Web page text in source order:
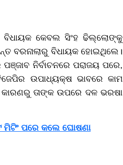
ବିଧାୟକ କେବଲ ସିଂହ ଢିଲ୍ଲୋଙ୍କୁ
ବରନାଲାରୁ ବିଧାୟକ ହୋଇଥିଲେ।
ନିର୍ବାଚନରେ ପରାଜୟ ପରେ,
ଉପାଧ୍ୟକ୍ଷ ଭାବରେ କାମ
କାରଣରୁ ତାଙ୍କ ଉପରେ ଦଳ ଭରଷା
ପରେ କଲେ ଘୋଷଣା